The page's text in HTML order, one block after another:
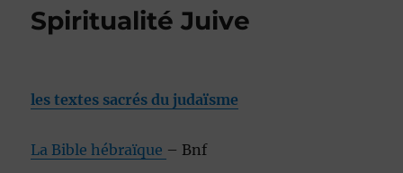
Spiritualité Juive
les textes sacrés du judaïsme
La Bible hébraïque – Bnf